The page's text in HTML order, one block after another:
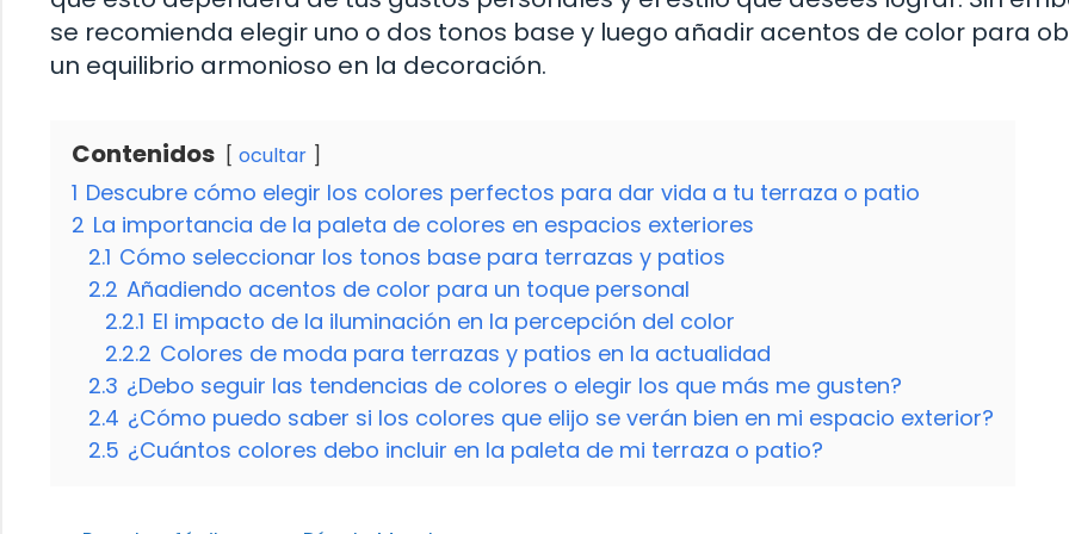
se recomienda elegir uno o dos tonos base y luego añadir acentos de color para
un equilibrio armonioso en la decoración.
Contenidos ocultar
1 Descubre cómo elegir los colores perfectos para dar vida a tu terraza o patio
2 La importancia de la paleta de colores en espacios exteriores
2.1 Cómo seleccionar los tonos base para terrazas y patios
2.2 Añadiendo acentos de color para un toque personal
2.2.1 El impacto de la iluminación en la percepción del color
2.2.2 Colores de moda para terrazas y patios en la actualidad
2.3 ¿Debo seguir las tendencias de colores o elegir los que más me gusten?
2.4 ¿Cómo puedo saber si los colores que elijo se verán bien en mi espacio exterior?
2.5 ¿Cuántos colores debo incluir en la paleta de mi terraza o patio?